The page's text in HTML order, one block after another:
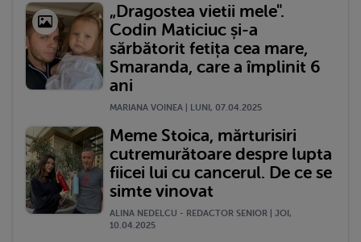
„Dragostea vietii mele".
Codin Maticiuc și-a
sărbătorit fetița cea mare,
Smaranda, care a împlinit 6
ani
MARIANA VOINEA | LUNI, 07.04.2025
Meme Stoica, mărturisiri
cutremurătoare despre lupta
fiicei lui cu cancerul. De ce se
simte vinovat
ALINA NEDELCU - REDACTOR SENIOR | JOI,
10.04.2025